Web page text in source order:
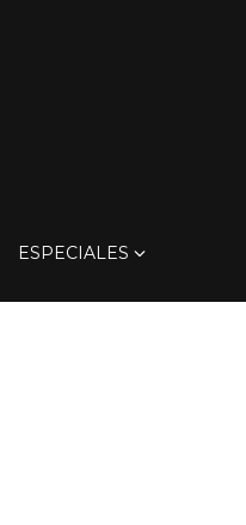
ESPECIALES